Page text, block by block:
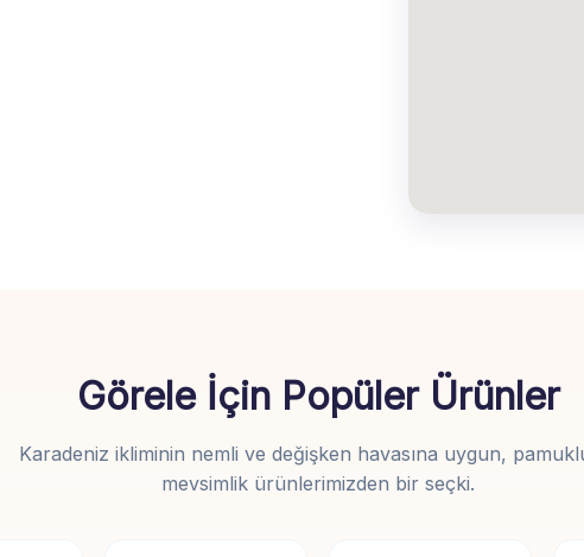
Görele İçin Popüler Ürünler
Karadeniz ikliminin nemli ve değişken havasına uygun,
mevsimlik ürünlerimizden bir seçki.